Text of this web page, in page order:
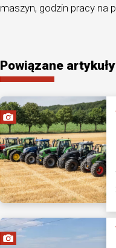
maszyn, godzin pracy na
Powiązane artykuły